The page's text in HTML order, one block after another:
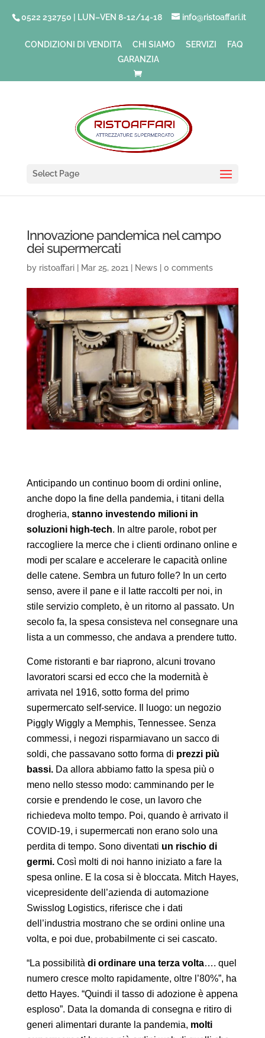
0522 232750 | LUN–VEN 8-12/14-18 info@ristoaffari.it
CONDIZIONI DI VENDITA CHI SIAMO SERVIZI
FAQ
GARANZIA
Select Page
Innovazione pandemica nel campo
dei supermercati
by ristoaffari| Mar 25, 2021 News| 0 comments
Anticipando un continuo boom di ordini online,
anche dopo la fine della pandemia, i titani della
drogheria, stanno investendo milioni in
soluzioni high-tech. In altre parole, robot per
raccogliere la merce che i clienti ordinano online e
modi per scalare e accelerare le capacità online
delle catene. Sembra un futuro folle? In un certo
senso, avere il pane e il latte raccolti per noi, in
stile servizio completo, è un ritorno al passato. Un
secolo fa, la spesa consisteva nel consegnare una
lista a un commesso, che andava a prendere tutto.
Come ristoranti e bar riaprono, alcuni trovano
lavoratori scarsi ed ecco che la modernità è
arrivata nel 1916, sotto forma del primo
supermercato self-service. Il luogo: un negozio
Piggly Wiggly a Memphis, Tennessee. Senza
commessi, i negozi risparmiavano un sacco di
soldi, che passavano sotto forma di prezzi più
bassi.Da allora abbiamo fatto la spesa più o
meno nello stesso modo: camminando per le
corsie e prendendo le cose, un lavoro che
richiedeva molto tempo. Poi, quando è arrivato il
COVID-19, i supermercati non erano solo una
perdita di tempo. Sono diventati un rischio di
germi.Così molti di noi hanno iniziato a fare la
spesa online. E la cosa si è bloccata. Mitch Hayes,
vicepresidente dell’azienda di automazione
Swisslog Logistics, riferisce che i dati
dell’industria mostrano che se ordini online una
volta, e poi due, probabilmente ci sei cascato.
“La possibilità di ordinare una terza volta…. quel
numero cresce molto rapidamente, oltre l’80%”, ha
detto Hayes. “Quindi il tasso di adozione è appena
esploso”. Data la domanda di consegna e ritiro di
generi alimentari durante la pandemia, molti